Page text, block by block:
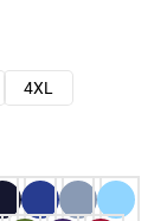
4XL